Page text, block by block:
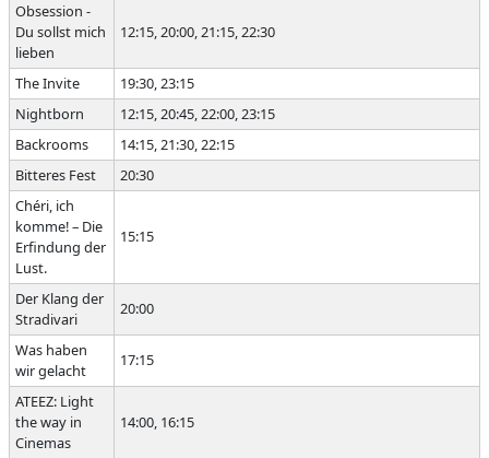
Obsession -
Du sollst mich
lieben
12:15, 20:00, 21:15, 22:30
The Invite
19:30, 23:15
Nightborn
12:15, 20:45, 22:00, 23:15
Backrooms
14:15, 21:30, 22:15
Bitteres Fest
20:30
Chéri, ich
komme! – Die
Erfindung der
Lust.
15:15
Der Klang der
Stradivari
20:00
Was haben
wir gelacht
17:15
ATEEZ: Light
the way in
Cinemas
14:00, 16:15